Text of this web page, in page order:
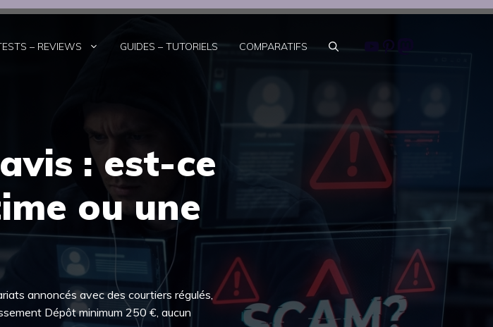
– REVIEWS GUIDES – TUTORIELS COMPARATIFS Youtube
Pinterest
: est-ce
ou une
annoncés avec des courtiers régulés,
Dépôt minimum 250 €, aucun